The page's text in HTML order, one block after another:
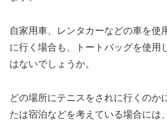
自家用車、レンタカーなどの車を使
に行く場合も、トートバッグを使用
はないでしょうか。
どの場所にテニスをされに行くのか
たは宿泊などを考えている場合には